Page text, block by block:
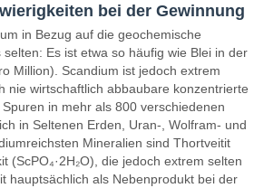
bei der Gewinnung
in Bezug auf die geochemische
Es ist etwa so häufig wie Blei in der
Million). Scandium ist jedoch extrem
nie wirtschaftlich abbaubare konzentrierte
in mehr als 800 verschiedenen
in Seltenen Erden, Uran-, Wolfram- und
Mineralien sind Thortveitit
(ScPO₄·2H₂O), die jedoch extrem selten
hauptsächlich als Nebenprodukt bei der